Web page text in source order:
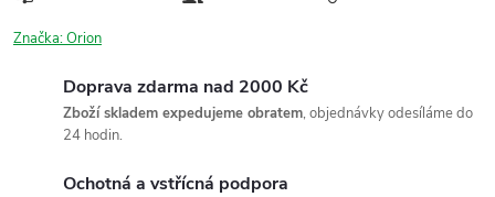
Značka:Orion
Doprava zdarma nad 2000 Kč
Zboží skladem expedujeme obratem, objednávky odesíláme do
24 hodin.
Ochotná a vstřícná podpora